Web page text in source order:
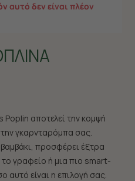
αυτό δεν είναι πλέον
αποτελεί την κομψή
γκαρνταρόμπα σας.
προσφέρει έξτρα
γραφείο ή μια πιο smart-
αυτό είναι η επιλογή σας.